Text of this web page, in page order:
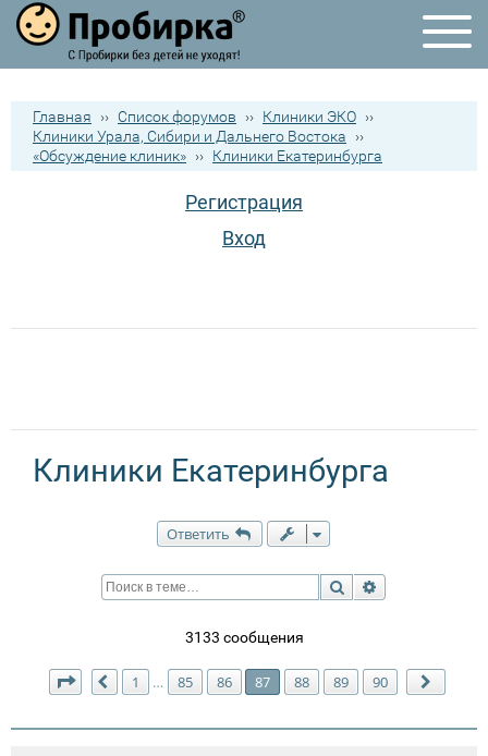
Главная ›› Список форумов ›› Клиники ЭКО ››
Клиники Урала, Сибири и Дальнего Востока
››
«Обсуждение клиник» ›› Клиники Екатеринбурга
Регистрация
Вход
Клиники Екатеринбурга
Ответить
Поиск
3133 сообщения
Страница 87 из90
Пред.
1 … 85 86 87 88 89 90